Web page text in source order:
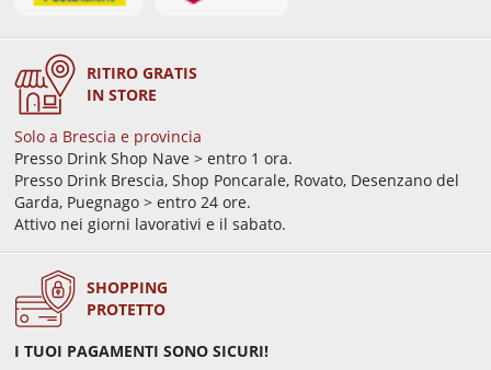
RITIRO GRATIS
IN STORE
Solo a Brescia e provincia
Presso Drink Shop Nave > entro 1 ora.
Presso Drink Brescia, Shop Poncarale, Rovato, Desenzano del
Garda, Puegnago > entro 24 ore.
Attivo nei giorni lavorativi e il sabato.
SHOPPING
PROTETTO
I TUOI PAGAMENTI SONO SICURI!